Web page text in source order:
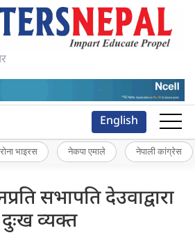
English
भाइरस नेकपा एमाले नेपाली कांग्रेस
सभापति देउवाद्वारा
दुःख व्यक्त